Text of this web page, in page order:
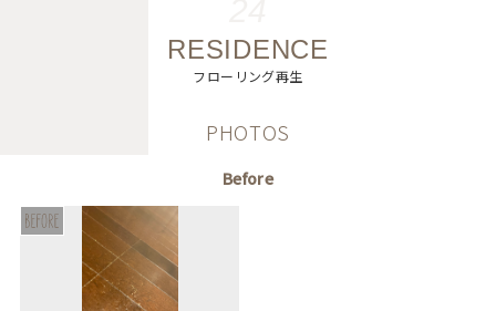
RESIDENCE
フローリング再生
PHOTOS
Before